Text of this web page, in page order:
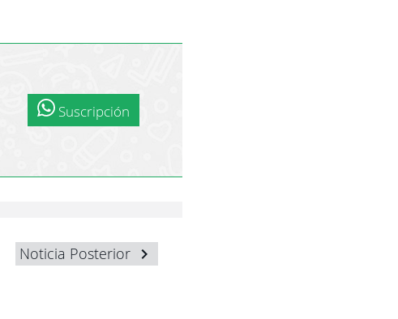
Suscripción
Noticia Posterior